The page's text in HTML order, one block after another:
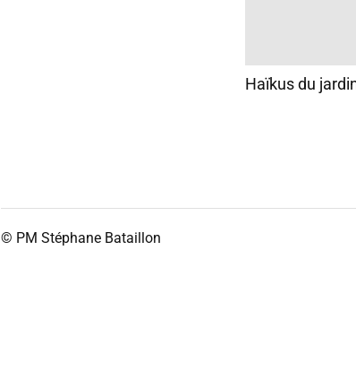
Haïkus du
© PM Stéphane Bataillon